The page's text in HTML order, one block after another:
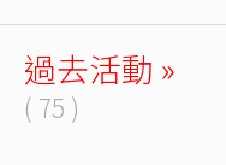
過去活動 »
( 75 )